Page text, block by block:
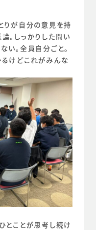
りが自分の意見を持
。しっかりした問い
い。全員自分ごと。
けどこれがみんな
とことが思考し続け